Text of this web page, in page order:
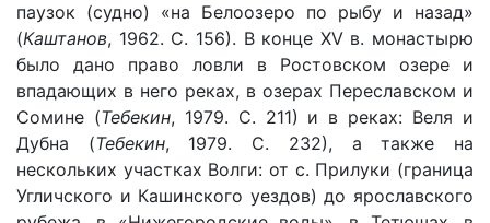
паузок (судно) «на Белоозеро по рыбу и назад»
(Каштанов, 1962. С. 156). В конце XV в. монастырю
было дано право ловли в Ростовском озере и
впадающих в него реках, в озерах Переславском и
Сомине (Тебекин, 1979. С. 211) и в реках: Веля и
Дубна (Тебекин, 1979. С. 232), а также на
нескольких участках Волги: от с. Прилуки (граница
Угличского и Кашинского уездов) до ярославского